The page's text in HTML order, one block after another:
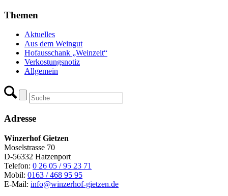
Themen
Aktuelles
Aus dem Weingut
Hofausschank „Weinzeit“
Verkostungsnotiz
Allgemein
Adresse
Winzerhof Gietzen
Moselstrasse 70
D-56332 Hatzenport
Telefon: 0 26 05 / 95 23 71
Mobil: 0163 / 468 95 95
E-Mail: info@winzerhof-gietzen.de